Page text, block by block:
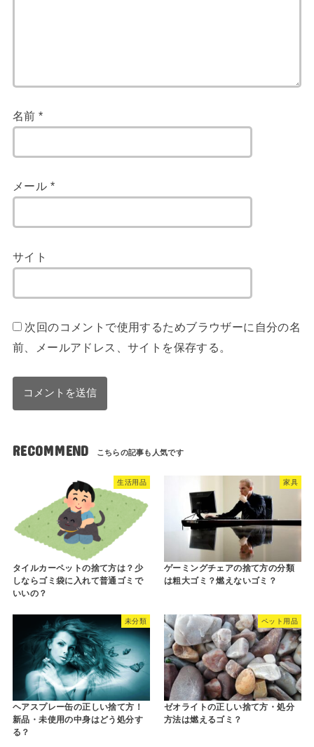
名前*
メール *
サイト
次回のコメントで使用するためブラウザーに自分の名
前、メールアドレス、サイトを保存する。
RECOMMEND
生活用品
タイルカーペットの捨て方は？少
しならゴミ袋に入れて普通ゴミで
いいの？
家具
ゲーミングチェアの捨て方の分類
は粗大ゴミ？燃えないゴミ？
未分類
ヘアスプレー缶の正しい捨て方！
新品・未使用の中身はどう処分す
る？
ペット用品
ゼオライトの正しい捨て方・処分
方法は燃えるゴミ？